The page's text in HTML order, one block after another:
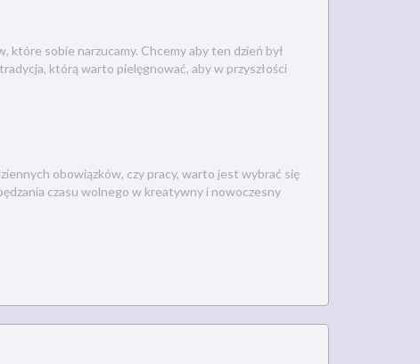
które sobie narzucamy. Chcemy aby ten dzień był
którą warto pielęgnować, aby w przyszłości
obowiązków, czy pracy, warto jest wybrać się
czasu wolnego w kreatywny i nowoczesny